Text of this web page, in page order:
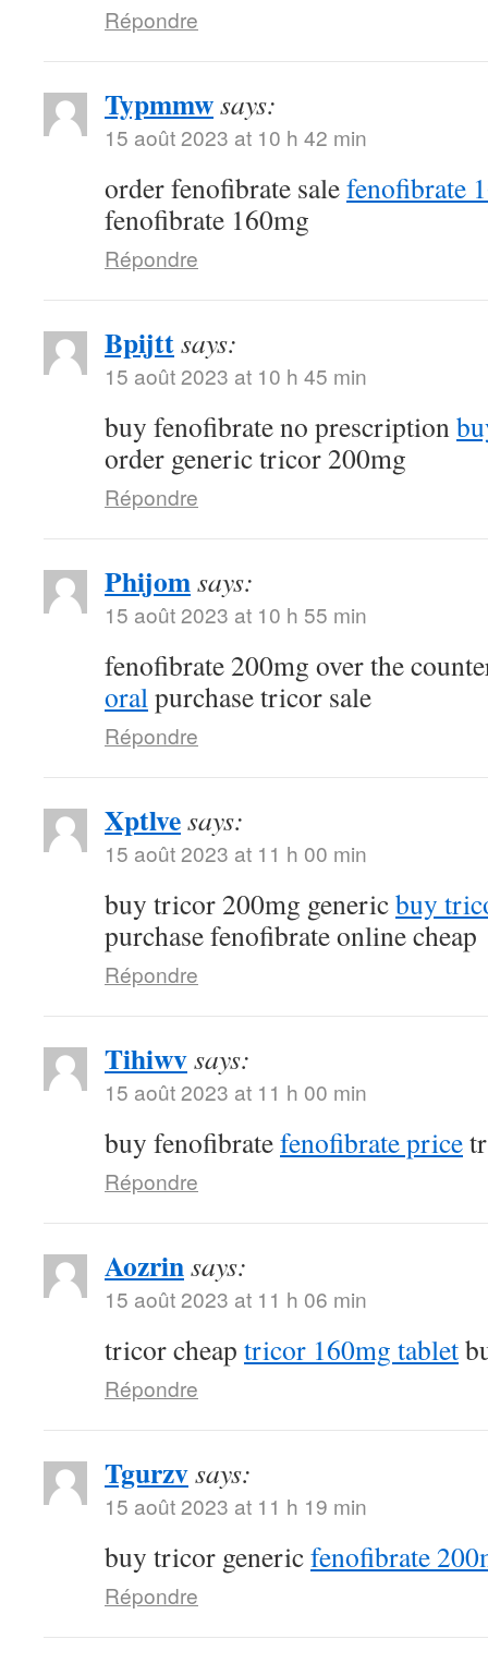
Répondre
Typmmwsays:
15 août 2023 at 10 h 42 min
order fenofibrate salefenofibrate
fenofibrate 160mg
Répondre
Bpijttsays:
15 août 2023 at 10 h 45 min
buy fenofibrate no prescription
order generic tricor 200mg
Répondre
Phijomsays:
15 août 2023 at 10 h 55 min
fenofibrate 200mg over the
oralpurchase tricor sale
Répondre
Xptlvesays:
15 août 2023 at 11 h 00 min
buy tricor 200mg genericbuy
purchase fenofibrate online cheap
Répondre
Tihiwvsays:
15 août 2023 at 11 h 00 min
buy fenofibratefenofibrate price
Répondre
Aozrinsays:
15 août 2023 at 11 h 06 min
tricor cheap tricor 160mg tablet
Répondre
Tgurzvsays:
15 août 2023 at 11 h 19 min
buy tricor genericfenofibrate
Répondre